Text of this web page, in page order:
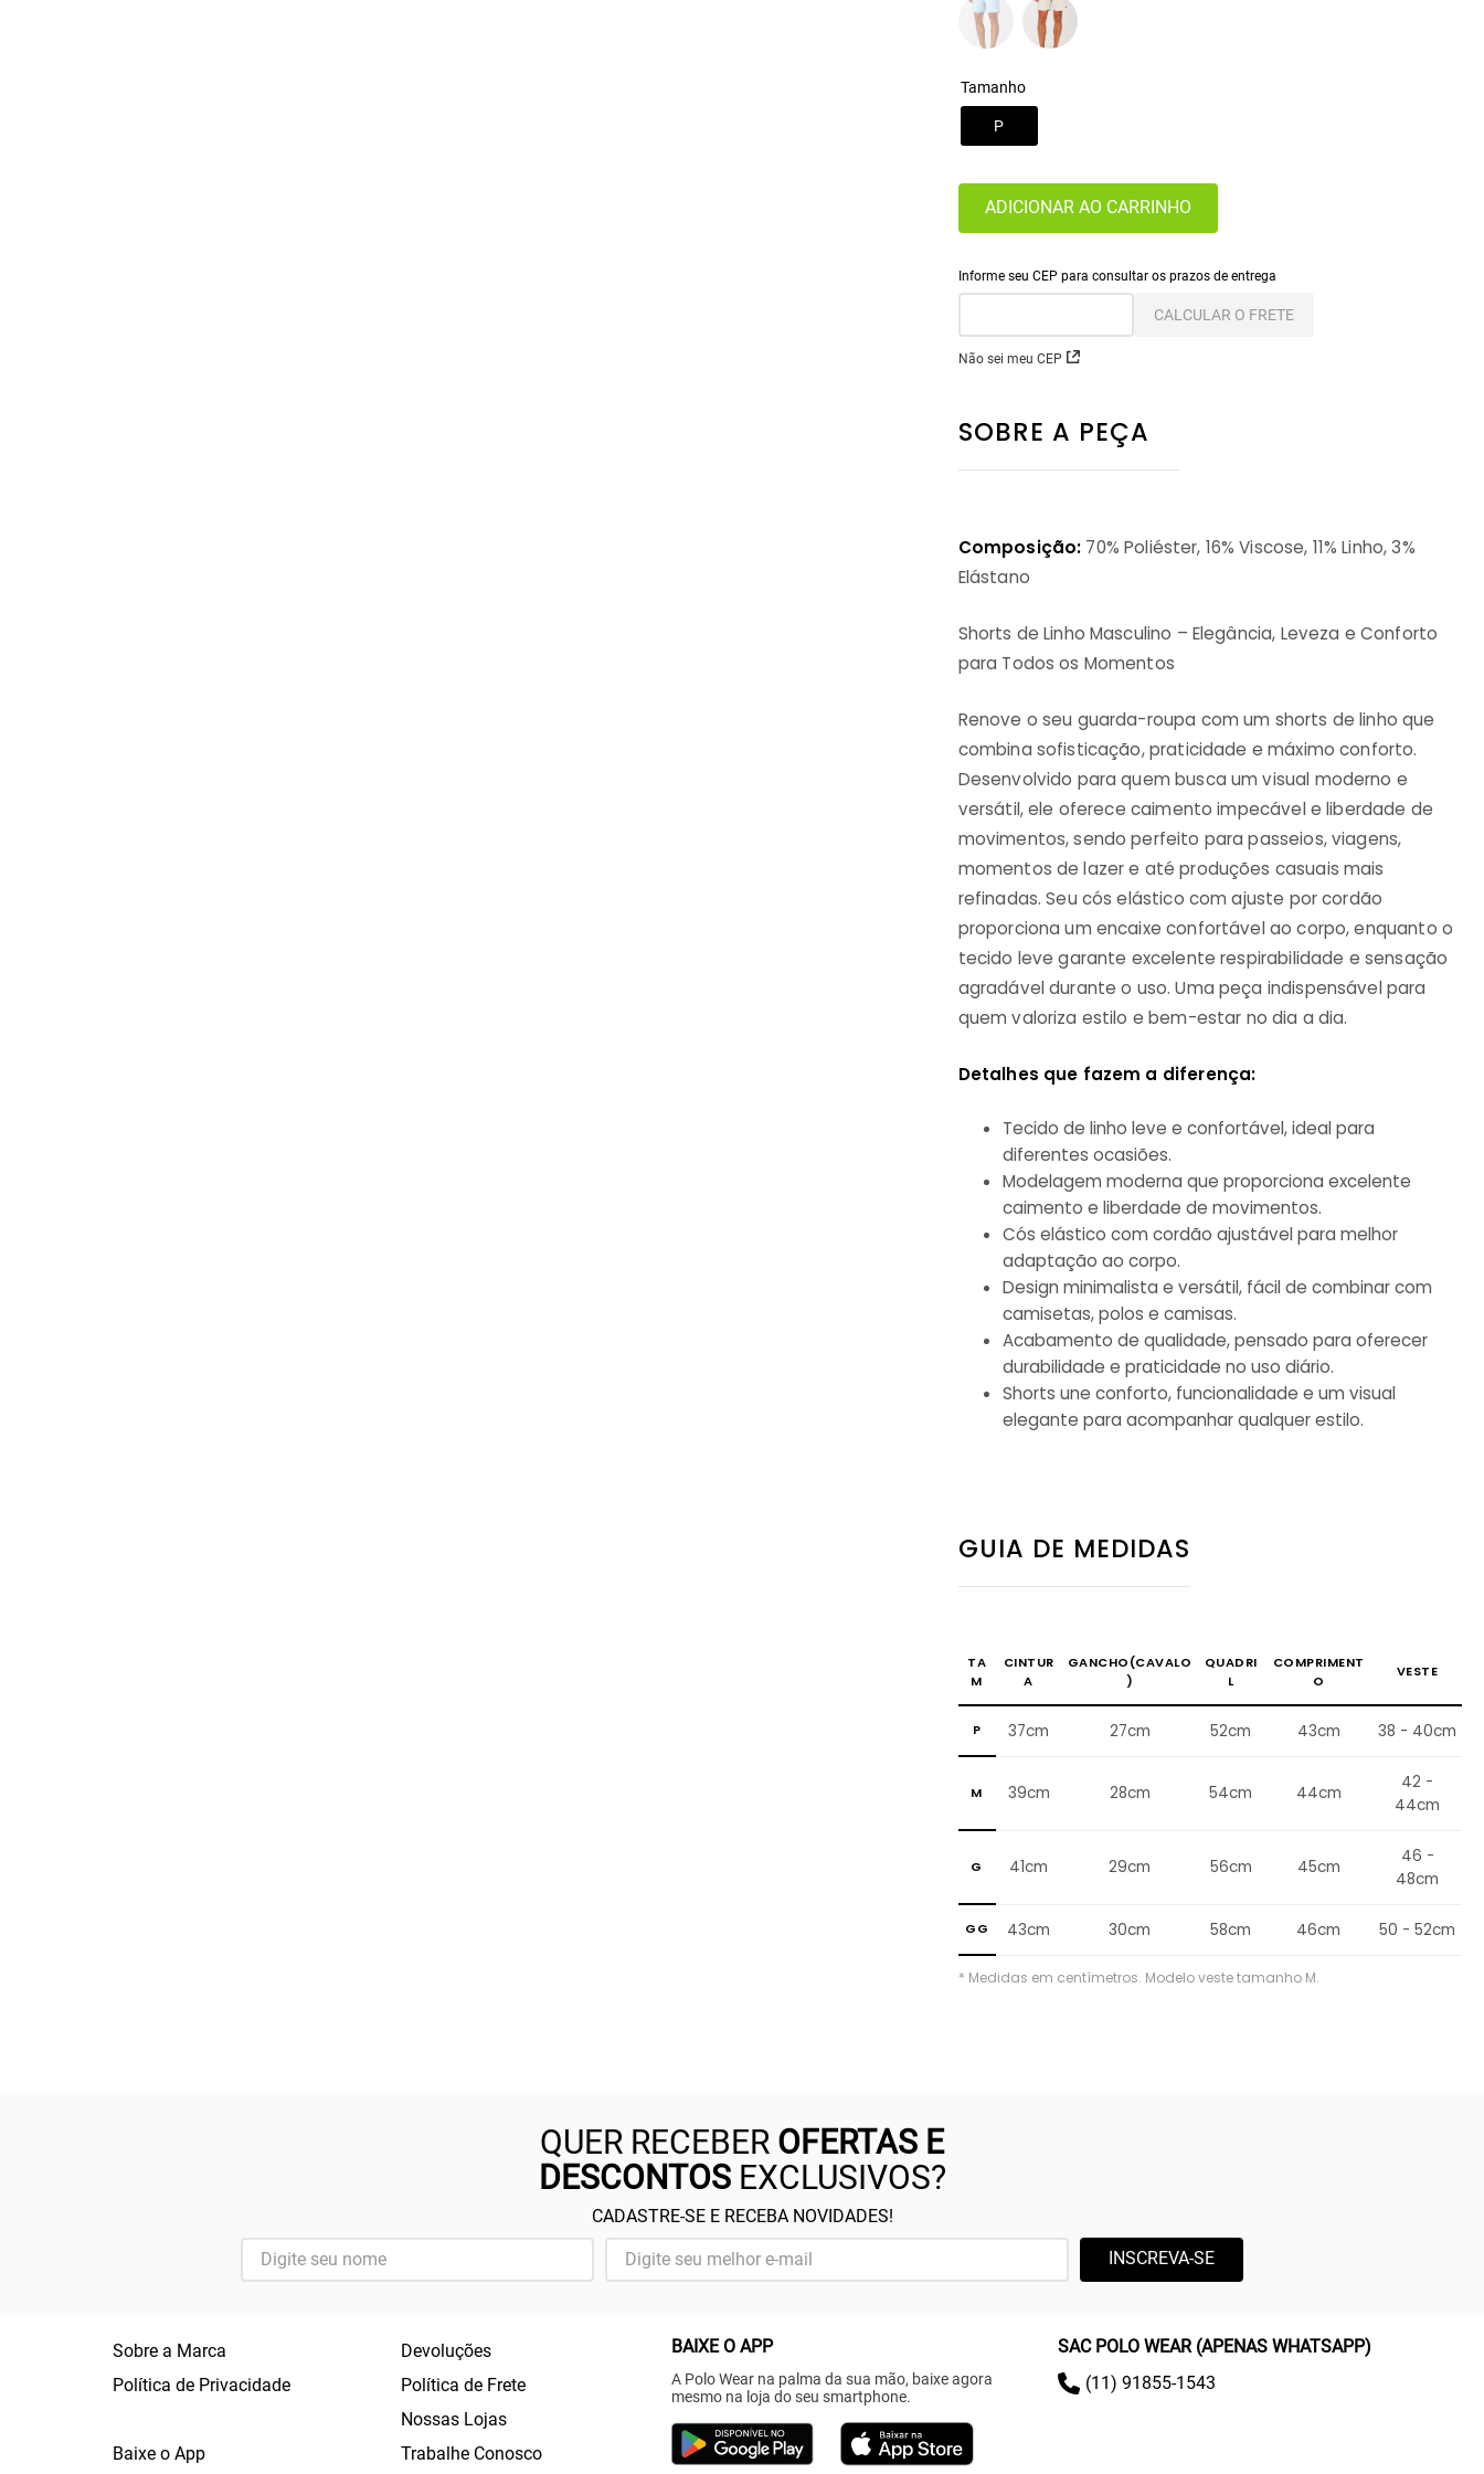
Tamanho
P
ADICIONAR AO CARRINHO
Não sei meu CEP
CALCULAR O FRETE
SOBRE A PEÇA
Composição: 70% Poliéster, 16% Viscose, 11% Linho, 3%
Elástano
Shorts de Linho Masculino – Elegância, Leveza e Conforto
para Todos os Momentos
Renove o seu guarda-roupa com um shorts de linho que
combina sofisticação, praticidade e máximo conforto.
Desenvolvido para quem busca um visual moderno e
versátil, ele oferece caimento impecável e liberdade de
movimentos, sendo perfeito para passeios, viagens,
momentos de lazer e até produções casuais mais
refinadas. Seu cós elástico com ajuste por cordão
proporciona um encaixe confortável ao corpo, enquanto o
tecido leve garante excelente respirabilidade e sensação
agradável durante o uso. Uma peça indispensável para
quem valoriza estilo e bem-estar no dia a dia.
Detalhes que fazem a diferença:
Tecido de linho leve e confortável, ideal para
diferentes ocasiões.
Modelagem moderna que proporciona excelente
caimento e liberdade de movimentos.
Cós elástico com cordão ajustável para melhor
adaptação ao corpo.
Design minimalista e versátil, fácil de combinar com
camisetas, polos e camisas.
Acabamento de qualidade, pensado para oferecer
durabilidade e praticidade no uso diário.
Shorts une conforto, funcionalidade e um visual
elegante para acompanhar qualquer estilo.
GUIA DE MEDIDAS
TA
M
CINTUR
A
GANCHO(CAVALO
)
QUADRI
L
COMPRIMENT
O
VESTE
P 37cm 27cm 52cm 43cm 38 - 40cm
M 39cm 28cm 54cm 44cm
42 -
44cm
G 41cm 29cm 56cm 45cm
46 -
48cm
GG 43cm 30cm 58cm 46cm 50 - 52cm
* Medidas em centímetros. Modelo veste tamanho M.
QUER RECEBER OFERTAS E
DESCONTOSEXCLUSIVOS?
CADASTRE-SE E RECEBA NOVIDADES!
INSCREVA-SE
Sobre a Marca
Devoluções
Política de Privacidade
Política de Frete
Nossas Lojas
Baixe o App
Trabalhe Conosco
BAIXE O APP
A Polo Wear na palma da sua mão, baixe agora
mesmo na loja do seu smartphone.
SAC POLO WEAR (APENAS WHATSAPP)
(11) 91855-1543